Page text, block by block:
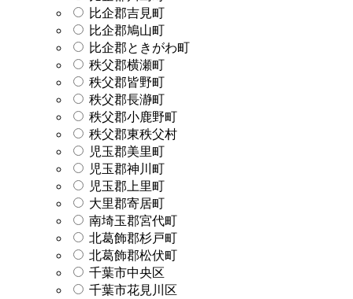
比企郡吉見町
比企郡鳩山町
比企郡ときがわ町
秩父郡横瀬町
秩父郡皆野町
秩父郡長瀞町
秩父郡小鹿野町
秩父郡東秩父村
児玉郡美里町
児玉郡神川町
児玉郡上里町
大里郡寄居町
南埼玉郡宮代町
北葛飾郡杉戸町
北葛飾郡松伏町
千葉市中央区
千葉市花見川区